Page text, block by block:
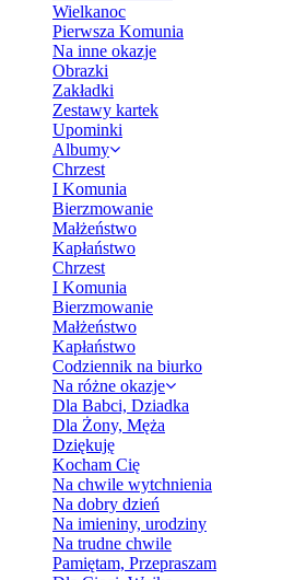
Wielkanoc
Pierwsza Komunia
Na inne okazje
Obrazki
Zakładki
Zestawy kartek
Upominki
Albumy
Chrzest
I Komunia
Bierzmowanie
Małżeństwo
Kapłaństwo
Chrzest
I Komunia
Bierzmowanie
Małżeństwo
Kapłaństwo
Codziennik na biurko
Na różne okazje
Dla Babci, Dziadka
Dla Żony, Męża
Dziękuję
Kocham Cię
Na chwile wytchnienia
Na dobry dzień
Na imieniny, urodziny
Na trudne chwile
Pamiętam, Przepraszam